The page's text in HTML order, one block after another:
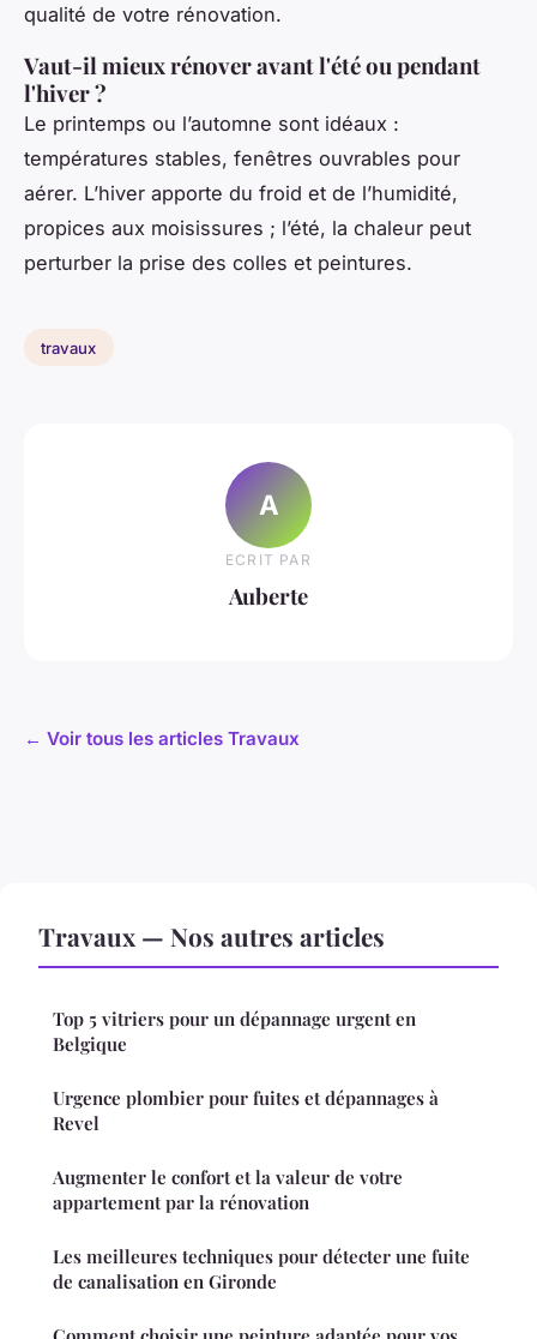
qualité de votre rénovation.
Vaut-il mieux rénover avant l'été ou pendant
l'hiver ?
Le printemps ou l’automne sont idéaux :
températures stables, fenêtres ouvrables pour
aérer. L’hiver apporte du froid et de l’humidité,
propices aux moisissures ; l’été, la chaleur peut
perturber la prise des colles et peintures.
travaux
A
ECRIT PAR
Auberte
← Voir tous les articles Travaux
Travaux — Nos autres articles
Top 5 vitriers pour un dépannage urgent en
Belgique
Urgence plombier pour fuites et dépannages à
Revel
Augmenter le confort et la valeur de votre
appartement par la rénovation
Les meilleures techniques pour détecter une fuite
de canalisation en Gironde